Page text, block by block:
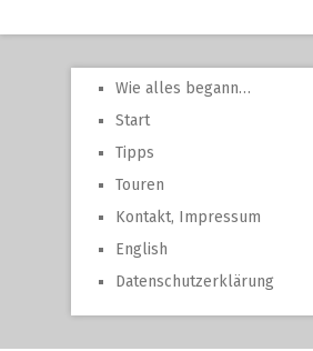
Wie alles begann…
Start
Tipps
Touren
Kontakt, Impressum
English
Datenschutzerklärung